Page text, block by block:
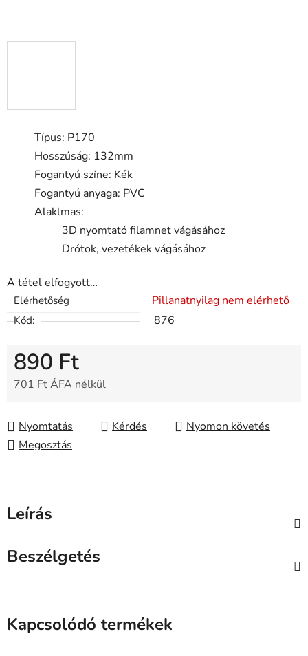
Típus: P170
Hosszúság: 132mm
Fogantyú színe: Kék
Fogantyú anyaga: PVC
Alaklmas:
3D nyomtató filamnet vágásához
Drótok, vezetékek vágásához
A tétel elfogyott…
Elérhetőség Pillanatnyilag nem elérhető
Kód: 876
890 Ft
701 Ft ÁFA nélkül
Nyomtatás
Kérdés
Nyomon követés
Megosztás
Leírás
Beszélgetés
Kapcsolódó termékek